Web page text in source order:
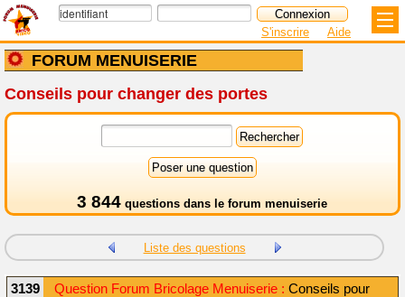
FORUM MENUISERIE
S'inscrire Aide
Conseils pour changer des portes
3 844 questions dans le forum menuiserie
Liste des questions
3139 Question Forum Bricolage Menuiserie : Conseils pour